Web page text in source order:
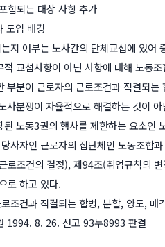
함되는 대상 사항 추가
도입 배경
지 여부는 노사간의 단체교섭에 있
적 교섭사항이 아닌 사항에 대해 노동
부분이 근로자의 근로조건과 직결되
사분쟁이 자율적으로 해결하는 것이
된 노동3권의 행사를 제한하는 요소인
사자인 근로자의 집단체인 노동조합
로조건의 결정), 제94조(취업규칙의
로 하고 있다.
조건과 직결되는 합병, 분할, 양도,
1994. 8. 26. 선고 93누8993 판결